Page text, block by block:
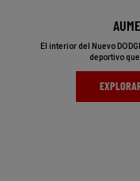
El interior del Nuevo
deportivo